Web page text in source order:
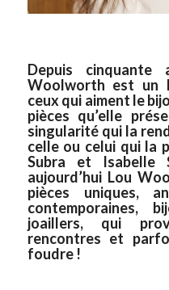
Depuis cinquante
Woolworth est un
ceux qui aiment le
pièces qu’elle
singularité qui la
celle ou celui qui la
Subra et Isabelle
aujourd’hui Lou
pièces uniques,
contemporaines,
joaillers, qui
rencontres et
foudre !